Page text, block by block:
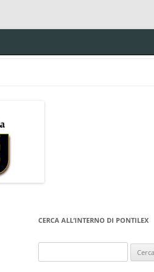
CERCA ALL’INTERNO DI PONTILEX
per: